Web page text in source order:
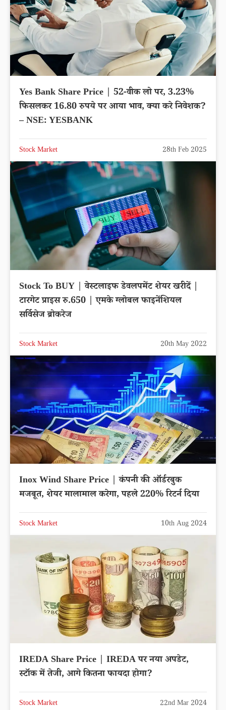
Yes Bank Share Price | 52-वीक लो पर, 3.23%
फिसलकर 16.80 रुपये पर आया भाव, क्या करे निवेशक?
– NSE: YESBANK
Stock Market 28th Feb 2025
Stock To BUY | वेस्टलाइफ डेवलपमेंट शेयर खरीदें |
टारगेट प्राइस रु.650 | एमके ग्लोबल फाइनेंशियल
सर्विसेज ब्रोकरेज
Stock Market 20th May 2022
Inox Wind Share Price | कंपनी की ऑर्डरबुक
मजबूत, शेयर मालामाल करेगा, पहले 220% रिटर्न दिया
Stock Market 10th Aug 2024
IREDA Share Price | IREDA पर नया अपडेट,
स्टॉक में तेजी, आगे कितना फायदा होगा?
Stock Market 22nd Mar 2024